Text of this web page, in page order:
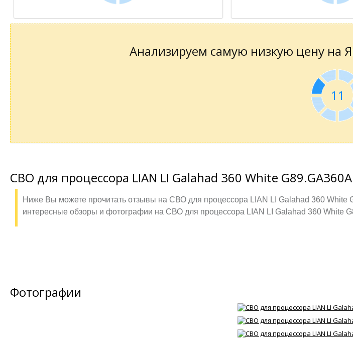
Анализируем самую низкую цену на
11
СВО для процессора LIAN LI Galahad 360 White
Ниже Вы можете прочитать отзывы на СВО для процессора LIAN LI Galahad 360 White
интересные обзоры и фотографии на СВО для процессора LIAN LI Galahad 360 White
Фотографии